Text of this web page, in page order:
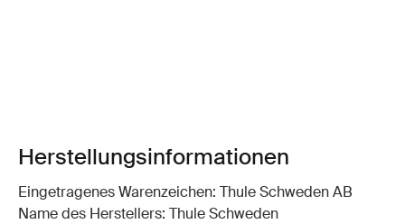
Herstellungsinformationen
Eingetragenes Warenzeichen: Thule Schweden AB
Name des Herstellers: Thule Schweden